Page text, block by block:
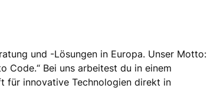
und -Lösungen in Europa. Unser Motto:
Code.“ Bei uns arbeitest du in einem
für innovative Technologien direkt in